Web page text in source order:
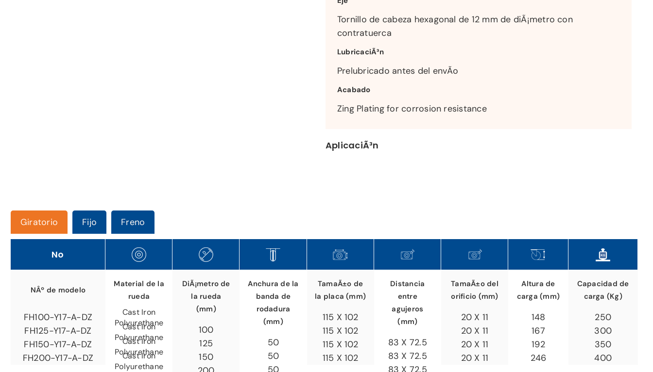
Tornillo de cabeza hexagonal de 12 mm de diÃ¡metro con
contratuerca
LubricaciÃ³n
Prelubricado antes del envÃ­o
Acabado
Zing Plating for corrosion resistance
AplicaciÃ³n
Giratorio Fijo Freno
No
NÂº de modelo
FH100-Y17-A-DZ
FH125-Y17-A-DZ
FH150-Y17-A-DZ
FH200-Y17-A-DZ
Material de la
rueda
Cast Iron
Polyurethane
Cast Iron
Polyurethane
Cast Iron
Polyurethane
Cast Iron
Polyurethane
DiÃ¡metro de
la rueda
(mm)
100
125
150
Anchura de la
banda de
rodadura
(mm)
50
50
TamaÃ±o de
la placa (mm)
115 X 102
115 X 102
115 X 102
115 X 102
Distancia
entre
agujeros
(mm)
83 X 72.5
83 X 72.5
83 X 72.5
TamaÃ±o del
orificio (mm)
20 X 11
20 X 11
20 X 11
20 X 11
Altura de
carga (mm)
148
167
192
246
Capacidad de
carga (Kg)
250
300
350
400